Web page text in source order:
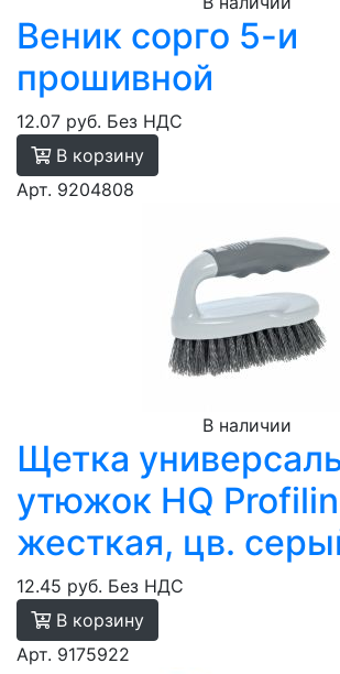
Веник сорго 5-и
прошивной
12.07 руб. Без НДС
В корзину
Арт. 9204808
В наличии
Щетка
утюжок HQ
жесткая, цв.
12.45 руб. Без НДС
В корзину
Арт. 9175922